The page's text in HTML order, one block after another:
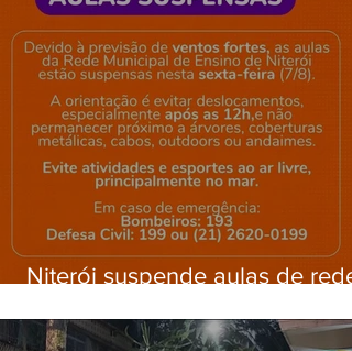
Niterói suspende aulas de rede
ventos fortes nesta sexta (7)